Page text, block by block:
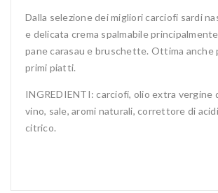
Dalla selezione dei migliori carciofi sardi
e delicata crema spalmabile
pane carasau e bruschette. Ottima anche
primi piatti.
INGREDIENTI: carciofi, olio extra vergine
vino, sale, aromi naturali, correttore di
citrico.